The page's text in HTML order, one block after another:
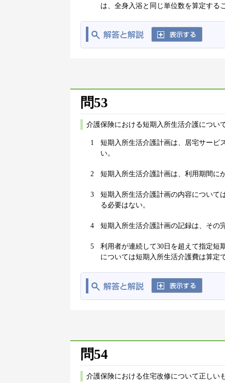
は、全身入浴と同じ単位数を算定する
問53
介護保険における短期入所生活介護につい
1
短期入所生活介護計画は、居宅サービ
い。
2 短期入所生活介護計画は、利用期間に
3
短期入所生活介護計画の内容について
る必要はない。
4 短期入所生活介護計画の記録は、その
5
利用者が連続して30日を超えて指定短
については短期入所生活介護費は算定
問54
介護保険における住宅改修について正しい